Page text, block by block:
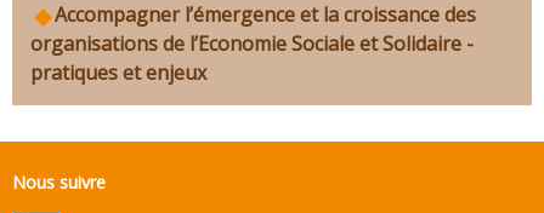
Accompagner l’émergence et la croissance des
organisations de l’Economie Sociale et Solidaire -
pratiques et enjeux
Nous suivre